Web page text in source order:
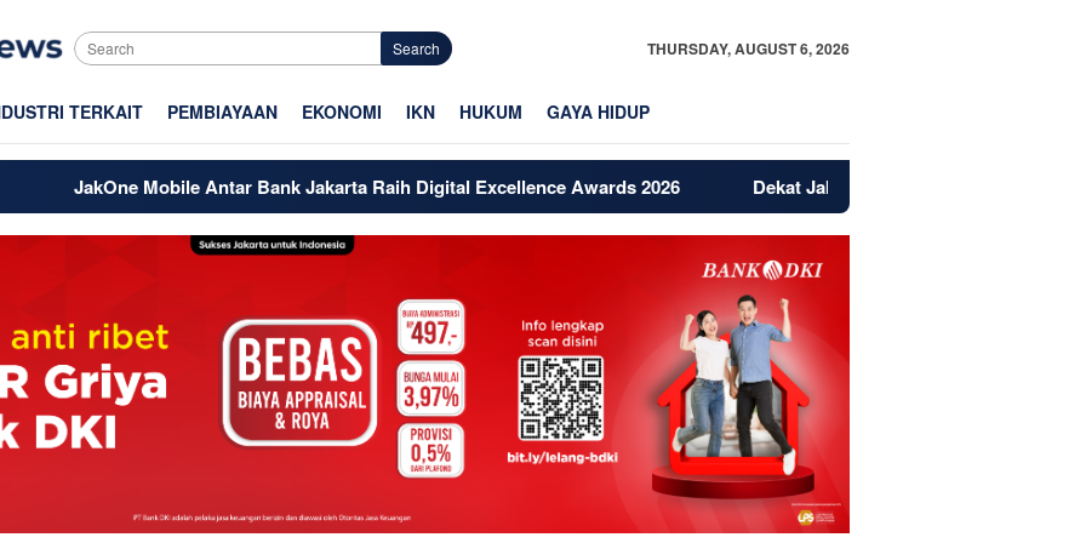
Search THURSDAY, AUGUST 6, 2026
TERKAIT PEMBIAYAAN EKONOMI IKN HUKUM GAYA HIDUP
Mobile Antar Bank Jakarta Raih Digital Excellence Awards 2026 Dekat Jakarta dan BSD, Bintaro Jadi Magnet